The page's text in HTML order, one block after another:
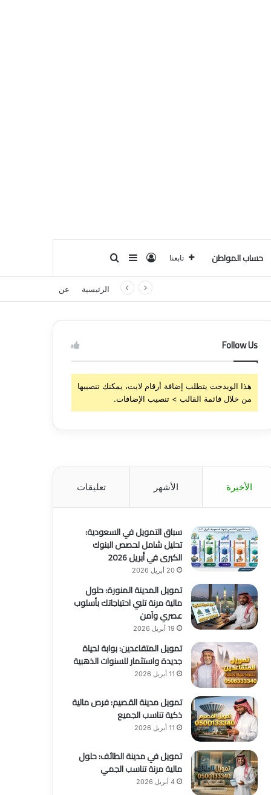
حساب المواطن تابعنا تسجيل الدخول
إضافة عمود جانبي
الرئيسية عن
Follow Us
هذا الويدجت يتطلب إضافة أرقام لايت، يمكنك تنصيبها
من خلال قائمة القالب > تنصيب الإضافات.
الأخيرة الأشهر تعليقات
سباق التمويل في السعودية:
تحليل شامل لحصص البنوك
الكبرى في أبريل 2026
20 أبريل 2026
تمويل المدينة المنورة: حلول
مالية مرنة تلبي احتياجاتك بأسلوب
عصري وآمن
19 أبريل 2026
تمويل المتقاعدين: بوابة لحياة
جديدة واستثمار للسنوات الذهبية
11 أبريل 2026
تمويل مدينة القصيم: فرص مالية
ذكية تناسب الجميع
11 أبريل 2026
تمويل في مدينة الطائف: حلول
مالية مرنة تناسب الجمي
4 أبريل 2026